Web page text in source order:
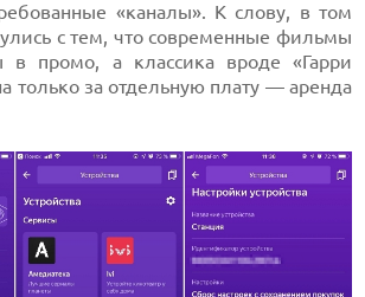
«каналы». К слову, в том
с тем, что современные фильмы
промо, а классика вроде «Гарри
только за отдельную плату — аренда